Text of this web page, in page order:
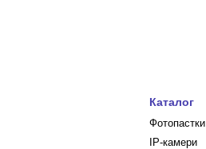
Каталог
Фотопастки
IP-камери